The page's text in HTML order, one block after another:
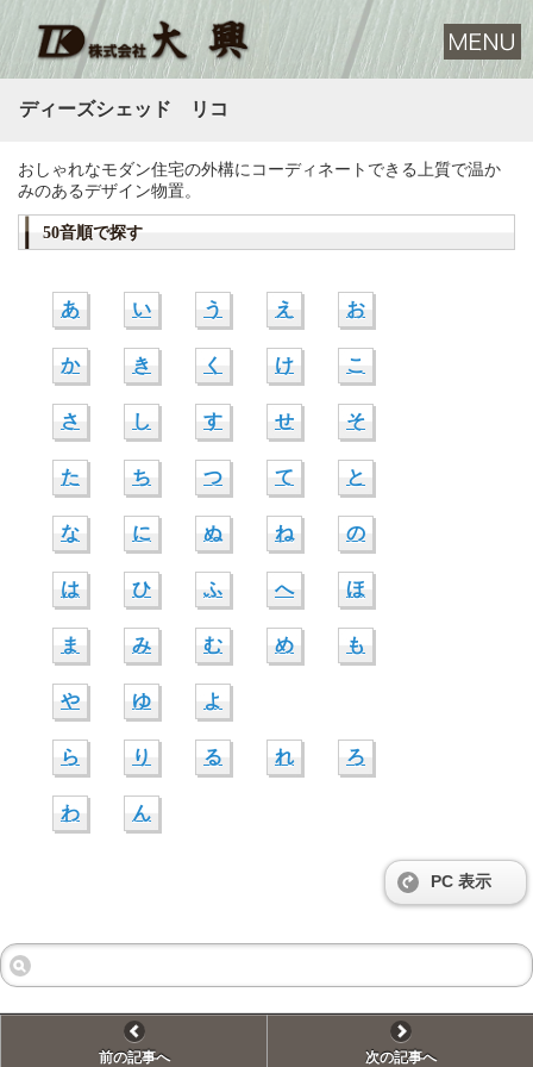
ディーズシェッド リコ
おしゃれなモダン住宅の外構にコーディネートできる上質で温か
みのあるデザイン物置。
50音順で探す
あ い う え お
か き く け こ
さ し す せ そ
た ち つ て と
な に ぬ ね の
は ひ ふ へ ほ
ま み む め も
や ゆ よ
ら り る れ ろ
わ ん
PC 表示
前の記事へ 次の記事へ